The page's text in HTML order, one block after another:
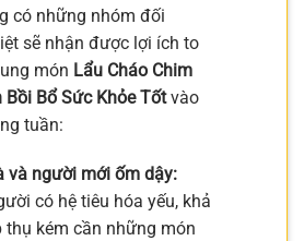
có những nhóm đối
sẽ nhận được lợi ích to
món Lẩu Cháo Chim
Bồi Bổ Sức Khỏe Tốtvào
tuần:
và người mới ốm dậy:
có hệ tiêu hóa yếu, khả
thụ kém cần những món